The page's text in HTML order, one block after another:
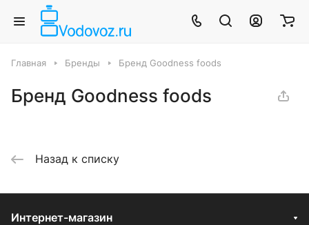
Главная Бренды Бренд Goodness foods
Бренд Goodness foods
Назад к списку
Интернет-магазин